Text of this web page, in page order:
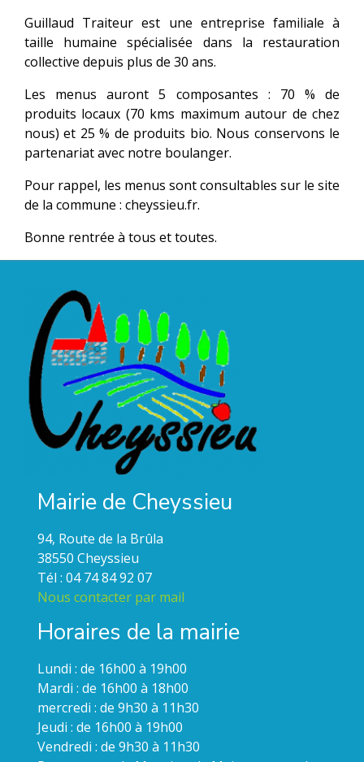
Guillaud Traiteur est une entreprise familiale à
taille humaine spécialisée dans la restauration
collective depuis plus de 30 ans.
Les menus auront 5 composantes : 70 % de
produits locaux (70 kms maximum autour de chez
nous) et 25 % de produits bio. Nous conservons le
partenariat avec notre boulanger.
Pour rappel, les menus sont consultables sur le site
de la commune : cheyssieu.fr.
Bonne rentrée à tous et toutes.
Mairie de Cheyssieu
94, Route de la Brûla
38550 Cheyssieu
Tél : 04 74 84 92 07
Nous contacter par mail
Horaires de la mairie
Lundi : de 16h00 à 19h00
Mardi : de 16h00 à 18h00
mercredi : de 9h30 à 11h30
Jeudi : de 16h00 à 19h00
Vendredi : de 9h30 à 11h30